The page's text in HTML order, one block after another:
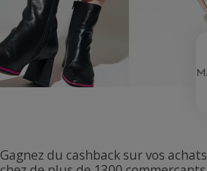
Gagnez du cashback sur vos achats